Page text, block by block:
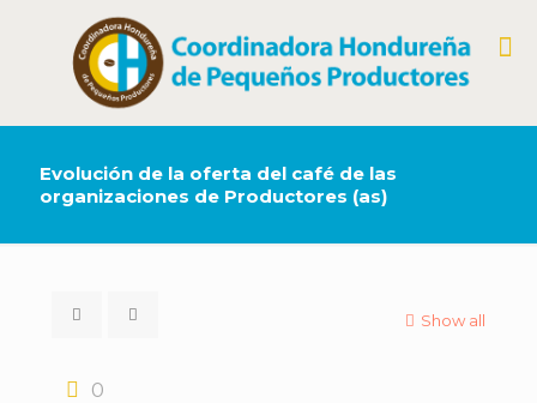
Evolución de la oferta del café de las
organizaciones de Productores (as)
Show all
0